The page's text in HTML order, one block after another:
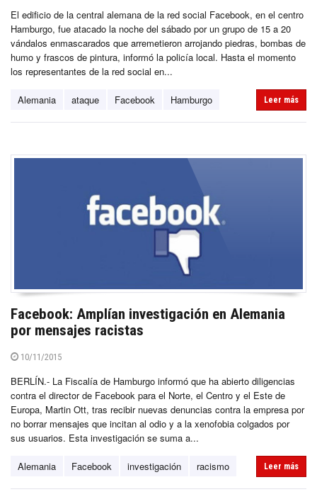
El edificio de la central alemana de la red social Facebook, en el centro
Hamburgo, fue atacado la noche del sábado por un grupo de 15 a 20
vándalos enmascarados que arremetieron arrojando piedras, bombas de
humo y frascos de pintura, informó la policía local. Hasta el momento
los representantes de la red social en...
Alemania ataque Facebook Hamburgo Leer más
Facebook: Amplían investigación en Alemania
por mensajes racistas
10/11/2015
BERLÍN.- La Fiscalía de Hamburgo informó que ha abierto diligencias
contra el director de Facebook para el Norte, el Centro y el Este de
Europa, Martin Ott, tras recibir nuevas denuncias contra la empresa por
no borrar mensajes que incitan al odio y a la xenofobia colgados por
sus usuarios. Esta investigación se suma a...
Alemania Facebook investigación racismo Leer más